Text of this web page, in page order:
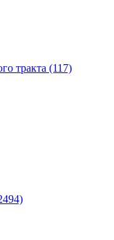
тракта (117)